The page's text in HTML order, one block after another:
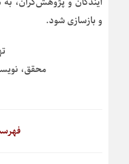
و بازسازی شود.
محقق،